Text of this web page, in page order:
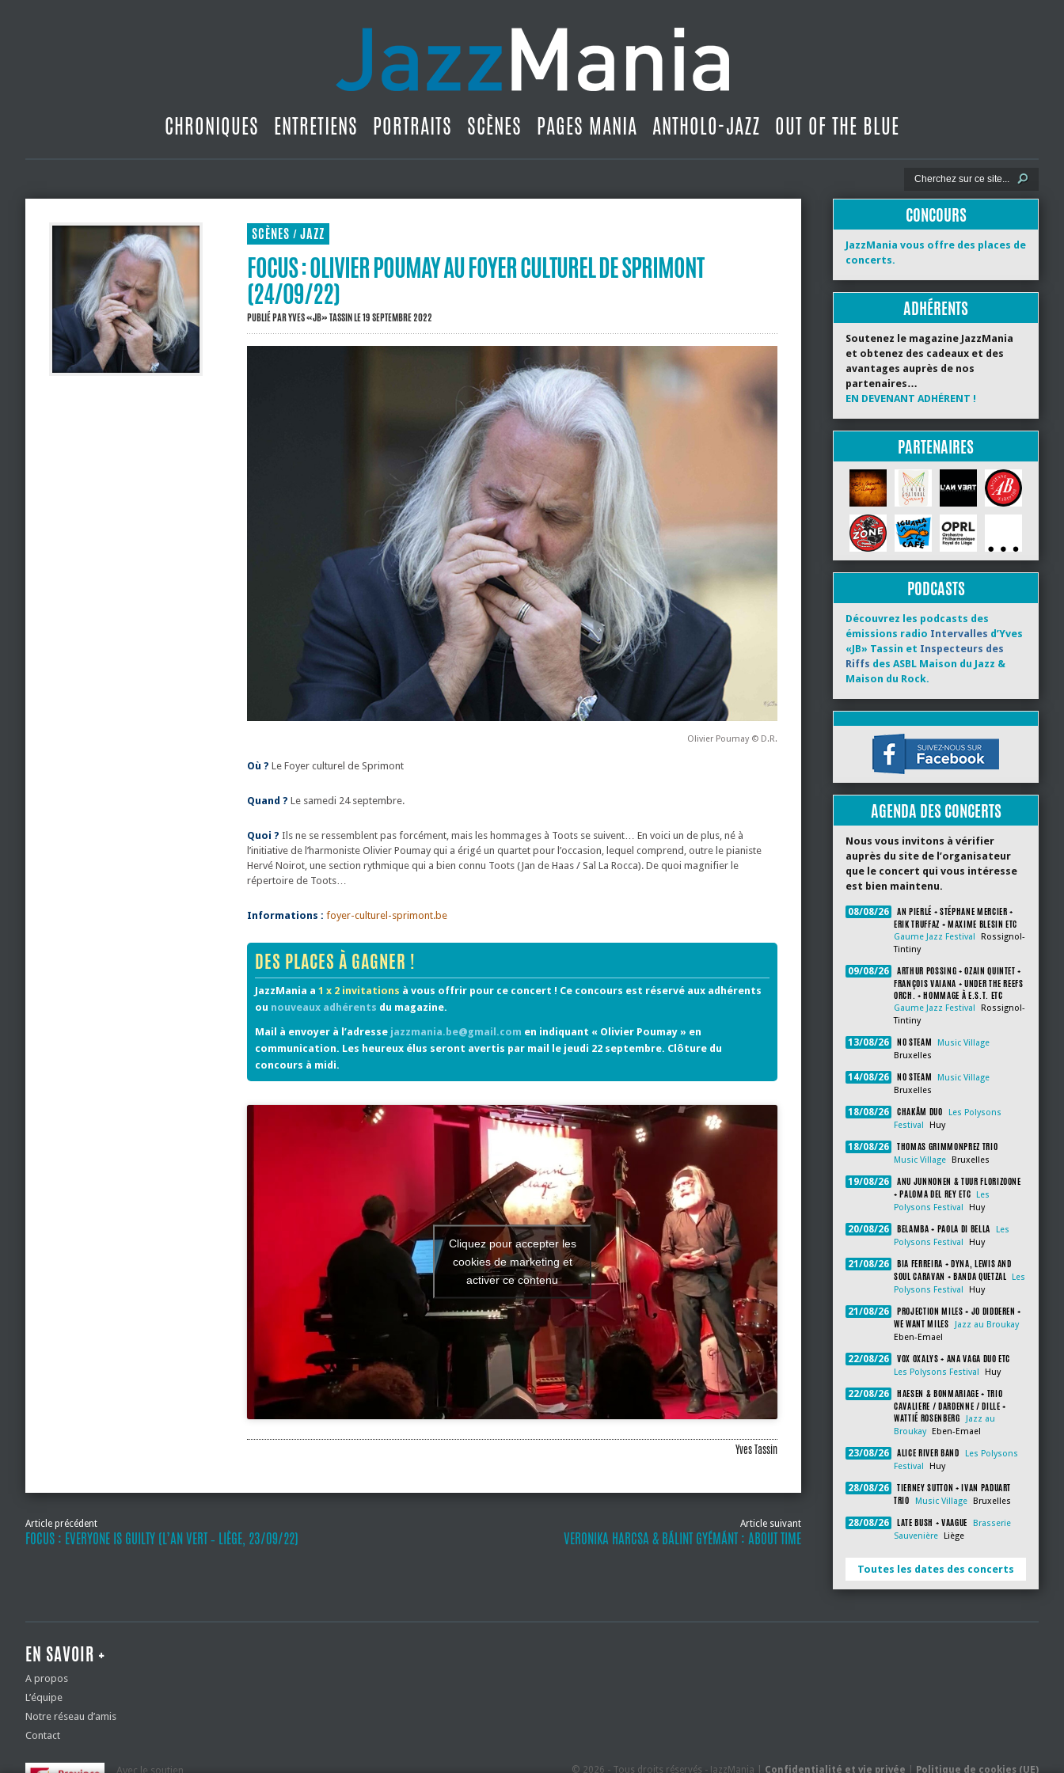
CHRONIQUES ENTRETIENS PORTRAITS SCÈNES PAGES MANIA ANTHOLO-JAZZ OUT OF THE BLUE
SCÈNES / JAZZ
FOCUS : OLIVIER POUMAY AU FOYER CULTUREL DE SPRIMONT
(24/09/22)
PUBLIÉ PARYVES «JB» TASSINLE 19 SEPTEMBRE 2022
Olivier Poumay © D.R.
Où ? Le Foyer culturel de Sprimont
Quand ? Le samedi 24 septembre.
Quoi ? Ils ne se ressemblent pas forcément, mais les hommages à Toots se suivent… En voici un de plus, né à
l’initiative de l’harmoniste Olivier Poumay qui a érigé un quartet pour l’occasion, lequel comprend, outre le pianiste
Hervé Noirot, une section rythmique qui a bien connu Toots (Jan de Haas / Sal La Rocca). De quoi magnifier le
répertoire de Toots…
Informations : foyer-culturel-sprimont.be
DES PLACES À GAGNER !
JazzMania a 1 x 2 invitations à vous offrir pour ce concert ! Ce concours est réservé aux adhérents
ou nouveaux adhérents du magazine.
Mail à envoyer à l’adresse jazzmania.be@gmail.com en indiquant « Olivier Poumay » en
communication. Les heureux élus seront avertis par mail le jeudi 22 septembre. Clôture du
concours à midi.
Cliquez pour accepter les
cookies de marketing et
activer ce contenu
Yves Tassin
Article précédent
FOCUS : EVERYONE IS GUILTY (L’AN VERT ‐ LIÈGE, 23/09/22)
Article suivant
VERONIKA HARCSA & BÁLINT GYÉMÁNT : ABOUT TIME
CONCOURS
JazzMania vous offre des places de
concerts.
ADHÉRENTS
Soutenez le magazine JazzMania
et obtenez des cadeaux et des
avantages auprès de nos
partenaires…
EN DEVENANT ADHÉRENT !
PARTENAIRES
PODCASTS
Découvrez les podcasts des
émissions radio Intervalles d’Yves
«JB» Tassin et Inspecteurs des
Riffs des ASBL Maison du Jazz &
Maison du Rock.
AGENDA DES CONCERTS
Nous vous invitons à vérifier
auprès du site de l’organisateur
que le concert qui vous intéresse
est bien maintenu.
08/08/26
AN PIERLÉ + STÉPHANE MERCIER +
ERIK TRUFFAZ + MAXIME BLESIN ETC
Gaume Jazz Festival
Rossignol-
Tintiny
09/08/26
ARTHUR POSSING + OZAIN QUINTET +
FRANÇOIS VAIANA + UNDER THE REEFS
ORCH. + HOMMAGE À E.S.T. ETC
Gaume Jazz Festival
Rossignol-
Tintiny
13/08/26 NO STEAM
Music Village
Bruxelles
14/08/26 NO STEAM
Music Village
Bruxelles
18/08/26 CHAKÂM DUO
Les Polysons
Festival
Huy
18/08/26 THOMAS GRIMMONPREZ TRIO
Music Village Bruxelles
19/08/26
ANU JUNNONEN & TUUR FLORIZOONE
+ PALOMA DEL REY ETC
Les
Polysons Festival
Huy
20/08/26 BELAMBA + PAOLA DI BELLA
Les
Polysons Festival
Huy
21/08/26
BIA FERREIRA + DYNA, LEWIS AND
SOUL CARAVAN + BANDA QUETZAL
Les
Polysons Festival
Huy
21/08/26
PROJECTION MILES + JO DIDDEREN +
WE WANT MILES
Jazz au Broukay
Eben-Emael
22/08/26 VOX OXALYS + ANA VAGA DUO ETC
Les Polysons Festival Huy
22/08/26
HAESEN & BONMARIAGE + TRIO
CAVALIERE / DARDENNE / DILLE +
WATTIÉ ROSENBERG
Jazz au
Broukay
Eben-Emael
23/08/26 ALICE RIVER BAND
Les Polysons
Festival
Huy
28/08/26
TIERNEY SUTTON + IVAN PADUART
TRIO
Music Village Bruxelles
28/08/26 LATE BUSH + VAAGUE
Brasserie
Sauvenière
Liège
Toutes les dates des concerts
EN SAVOIR +
A propos
L’équipe
Notre réseau d’amis
Contact
Avec le soutien © 2026 - Tous droits réservés - JazzMania | Confidentialité et vie privée Politique de cookies (UE)